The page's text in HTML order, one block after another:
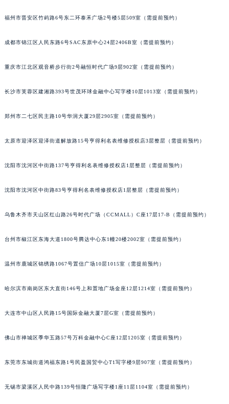
福州市晋安区竹屿路6号东二环泰禾广场2号楼5层509室（需提前预约）
成都市锦江区人民东路6号SAC东原中心24层2406B室（需提前预约）
重庆市江北区观音桥步行街2号融恒时代广场9层902室（需提前预约）
长沙市芙蓉区建湘路393号世茂环球金融中心写字楼10层1013室（需提前预约）
郑州市二七区民主路10号华润大厦29层2905室（需提前预约）
太原市迎泽区迎泽街道解放路15号亨得利名表维修授权店3层整层（需提前预约）
沈阳市沈河区中街路137号亨得利名表维修授权店1层整层（需提前预约）
沈阳市沈河区中街路83号亨得利名表维修授权店1层整层（需提前预约）
乌鲁木齐市天山区红山路26号时代广场（CCMALL）C座17层17-B（需提前预约）
台州市椒江区东海大道1800号腾达中心东1幢20楼2002室（需提前预约）
温州市鹿城区锦绣路1067号置信广场10层1015室（需提前预约）
哈尔滨市南岗区东大直街146号上和置地广场金座12层1214室（需提前预约）
大连市中山区人民路15号国际金融大厦7层G室（需提前预约）
佛山市禅城区季华五路57号万科金融中心C座12层1205室（需提前预约）
东莞市东城街道鸿福东路1号民盈国贸中心T1写字楼9层907室（需提前预约）
无锡市梁溪区人民中路139号恒隆广场写字楼1座11层1104室（需提前预约）